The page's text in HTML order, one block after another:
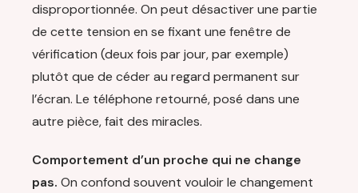
disproportionnée. On peut désactiver une partie
de cette tension en se fixant une fenêtre de
vérification (deux fois par jour, par exemple)
plutôt que de céder au regard permanent sur
l’écran. Le téléphone retourné, posé dans une
autre pièce, fait des miracles.
Comportement d’un proche qui ne change
pas. On confond souvent vouloir le changement